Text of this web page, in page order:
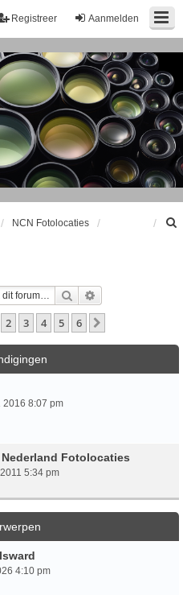
Aanmelden
Registreer
NCN Fotolocaties
Zoek
2 3 4 5 6
2016 8:07 pm
Fotolocaties
5:34 pm
4:10 pm